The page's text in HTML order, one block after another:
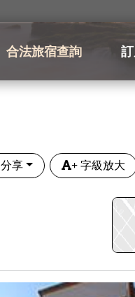
合法旅宿查詢
分享 + 字級放大